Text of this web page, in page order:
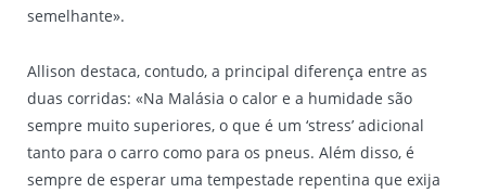
semelhante».
Allison destaca, contudo, a principal diferença entre as
duas corridas: «Na Malásia o calor e a humidade são
sempre muito superiores, o que é um ‘stress’ adicional
tanto para o carro como para os pneus. Além disso, é
sempre de esperar uma tempestade repentina que exija